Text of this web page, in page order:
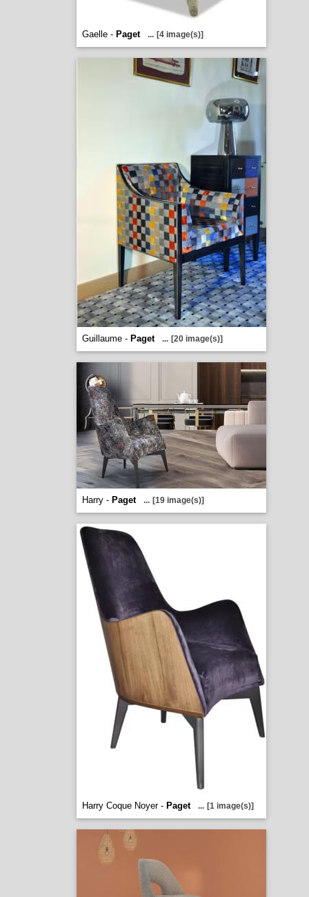
Gaelle - Paget ... [4 image(s)]
Guillaume - Paget ... [20 image(s)]
Harry - Paget ... [19 image(s)]
Harry Coque Noyer - Paget ... [1 image(s)]